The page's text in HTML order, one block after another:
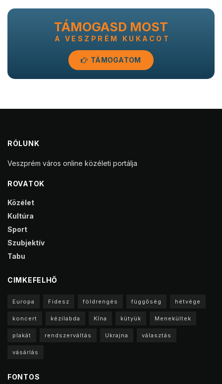
TÁMOGASD MOST
A VESZPRÉM KUKACOT
TÁMOGATOM
RÓLUNK
Veszprém város online közéleti portálja
ROVATOK
Közélet
Kultúra
Sport
Szubjektív
Tabu
CIMKEFELHŐ
Europa Fidesz földrengés függőség hétvége
koncert kézilabda Kína kütyük Menekültek
plakát rendszerváltás Ukrajna választás
vásárlás
FONTOS